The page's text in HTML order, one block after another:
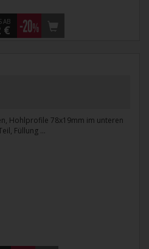
AB
€
Hohlprofile 78x19mm im unteren
Füllung ...